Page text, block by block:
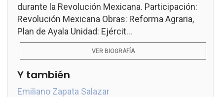
durante la Revolución Mexicana. Participación:
Revolución Mexicana Obras: Reforma Agraria,
Plan de Ayala Unidad: Ejércit...
VER BIOGRAFÍA
Y también
Emiliano Zapata Salazar